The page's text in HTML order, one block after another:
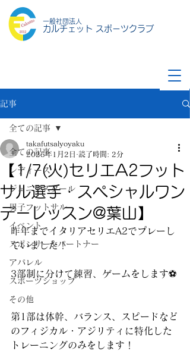
一般社団法人
カルチェット スポーツクラブ
記事
全ての記事
レディース
ジュニアスクール
男子フットサル
イベント
スポンサー&パートナー
アパレル
スポーツショップ
その他
全ての記事
【1/7(火)セリエA2フット
サル選手・スペシャルワン
デーレッスン@葉山】
takafutsalyoyaku
2025年1月2日 読了時間: 2分
昨年までイタリアセリエA2でプレーし
ていました！
3部制に分けて練習、ゲームをします⚽️
第1部は体幹、バランス、スピードなど
のフィジカル・アジリティに特化した
トレーニングのみをします！